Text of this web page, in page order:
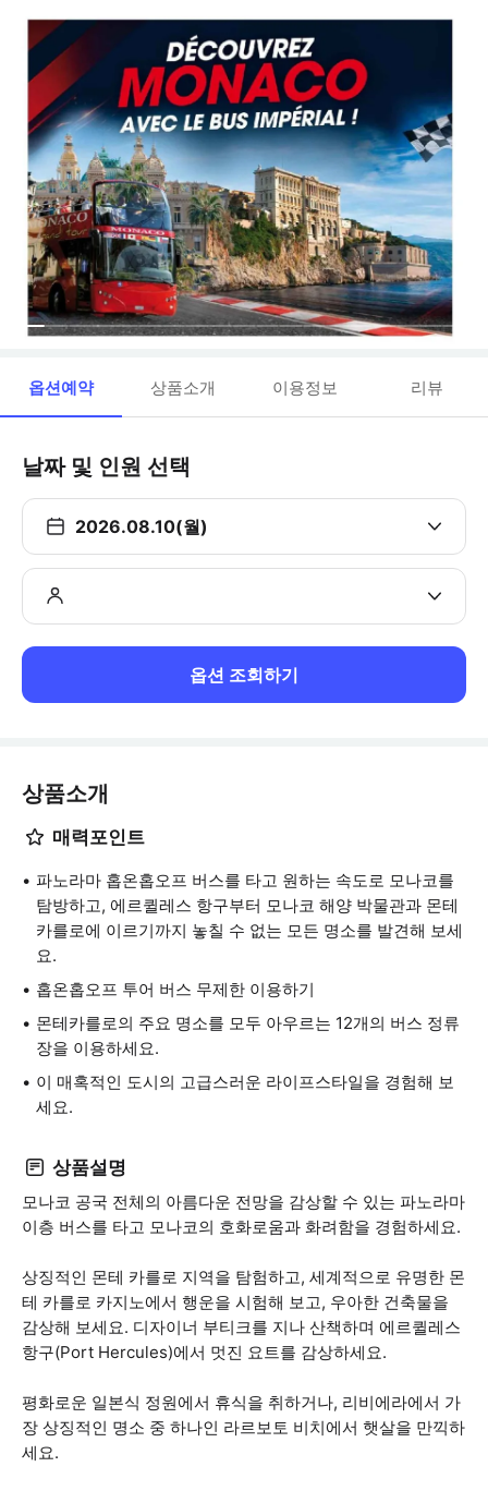
옵션예약 상품소개 이용정보 리뷰
날짜 및 인원 선택
2026.08.10(월)
옵션 조회하기
상품소개
매력포인트
파노라마 홉온홉오프 버스를 타고 원하는 속도로 모나코를
탐방하고, 에르퀼레스 항구부터 모나코 해양 박물관과 몬테
카를로에 이르기까지 놓칠 수 없는 모든 명소를 발견해 보세
요.
홉온홉오프 투어 버스 무제한 이용하기
몬테카를로의 주요 명소를 모두 아우르는 12개의 버스 정류
장을 이용하세요.
이 매혹적인 도시의 고급스러운 라이프스타일을 경험해 보
세요.
상품설명
모나코 공국 전체의 아름다운 전망을 감상할 수 있는 파노라마
이층 버스를 타고 모나코의 호화로움과 화려함을 경험하세요.
상징적인 몬테 카를로 지역을 탐험하고, 세계적으로 유명한 몬
테 카를로 카지노에서 행운을 시험해 보고, 우아한 건축물을
감상해 보세요. 디자이너 부티크를 지나 산책하며 에르퀼레스
항구(Port Hercules)에서 멋진 요트를 감상하세요.
평화로운 일본식 정원에서 휴식을 취하거나, 리비에라에서 가
장 상징적인 명소 중 하나인 라르보토 비치에서 햇살을 만끽하
세요.